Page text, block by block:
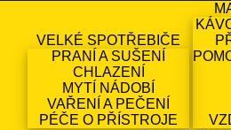
VELKÉ SPOTŘEBIČE
PRANÍ A SUŠENÍ
CHLAZENÍ
MYTÍ NÁDOBÍ
VAŘENÍ A PEČENÍ
PÉČE O PŘÍSTROJE